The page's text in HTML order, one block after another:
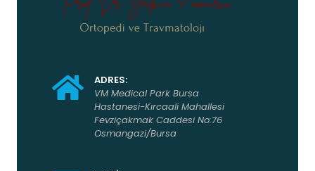
ADRES:
VM Medical Park Bursa
Hastanesi-Kırcaali Mahallesi
Fevziçakmak Caddesi No:76
Osmangazi/Bursa